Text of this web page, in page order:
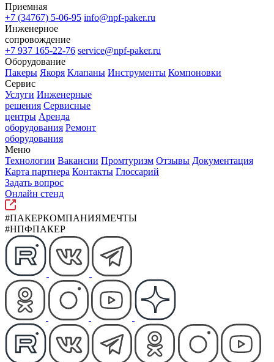
Приемная
+7 (34767) 5-06-95 info@npf-paker.ru
Инженерное
сопровождение
+7 937 165-22-76 service@npf-paker.ru
Оборудование
Пакеры Якоря Клапаны Инструменты Компоновки
Сервис
Услуги Инженерные
решения Сервисные
центры Аренда
оборудования Ремонт
оборудования
Меню
Технологии Вакансии Промтуризм Отзывы Документация
Карта партнера Контакты Глоссарий
Задать вопрос
Онлайн стенд
#ПАКЕРКОМПАНИЯМЕЧТЫ
#НПФПАКЕР